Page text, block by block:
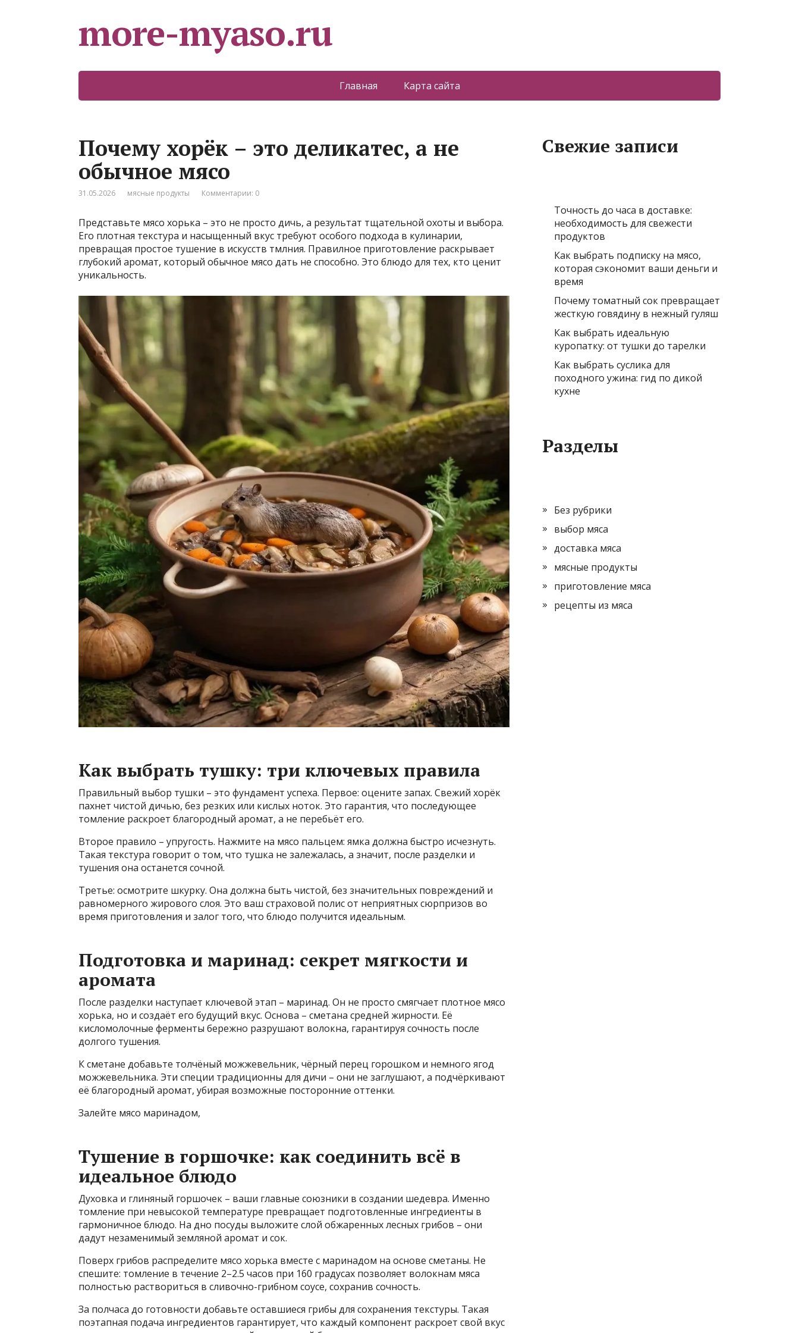
more-myaso.ru
Главная Карта сайта
Почему хорёк – это деликатес, а не
обычное мясо
31.05.2026 мясные продукты Комментарии: 0
Представьте мясо хорька – это не просто дичь, а результат тщательной охоты и выбора.
Его плотная текстура и насыщенный вкус требуют особого подхода в кулинарии,
превращая простое тушение в искусств тмлния. Правилное приготовление раскрывает
глубокий аромат, который обычное мясо дать не способно. Это блюдо для тех, кто ценит
уникальность.
Как выбрать тушку: три ключевых правила
Правильный выбор тушки – это фундамент успеха. Первое: оцените запах. Свежий хорёк
пахнет чистой дичью, без резких или кислых ноток. Это гарантия, что последующее
томление раскроет благородный аромат, а не перебьёт его.
Второе правило – упругость. Нажмите на мясо пальцем: ямка должна быстро исчезнуть.
Такая текстура говорит о том, что тушка не залежалась, а значит, после разделки и
тушения она останется сочной.
Третье: осмотрите шкурку. Она должна быть чистой, без значительных повреждений и
равномерного жирового слоя. Это ваш страховой полис от неприятных сюрпризов во
время приготовления и залог того, что блюдо получится идеальным.
Подготовка и маринад: секрет мягкости и
аромата
После разделки наступает ключевой этап – маринад. Он не просто смягчает плотное мясо
хорька, но и создаёт его будущий вкус. Основа – сметана средней жирности. Её
кисломолочные ферменты бережно разрушают волокна, гарантируя сочность после
долгого тушения.
К сметане добавьте толчёный можжевельник, чёрный перец горошком и немного ягод
можжевельника. Эти специи традиционны для дичи – они не заглушают, а подчёркивают
её благородный аромат, убирая возможные посторонние оттенки.
Залейте мясо маринадом,
Тушение в горшочке: как соединить всё в
идеальное блюдо
Духовка и глиняный горшочек – ваши главные союзники в создании шедевра. Именно
томление при невысокой температуре превращает подготовленные ингредиенты в
гармоничное блюдо. На дно посуды выложите слой обжаренных лесных грибов – они
дадут незаменимый земляной аромат и сок.
Поверх грибов распределите мясо хорька вместе с маринадом на основе сметаны. Не
спешите: томление в течение 2–2.5 часов при 160 градусах позволяет волокнам мяса
полностью раствориться в сливочно-грибном соусе, сохранив сочность.
За полчаса до готовности добавьте оставшиеся грибы для сохранения текстуры. Такая
поэтапная подача ингредиентов гарантирует, что каждый компонент раскроет свой вкус
Свежие записи
Точность до часа в доставке:
необходимость для свежести
продуктов
Как выбрать подписку на мясо,
которая сэкономит ваши деньги и
время
Почему томатный сок превращает
жесткую говядину в нежный гуляш
Как выбрать идеальную
куропатку: от тушки до тарелки
Как выбрать суслика для
походного ужина: гид по дикой
кухне
Разделы
Без рубрики
выбор мяса
доставка мяса
мясные продукты
приготовление мяса
рецепты из мяса